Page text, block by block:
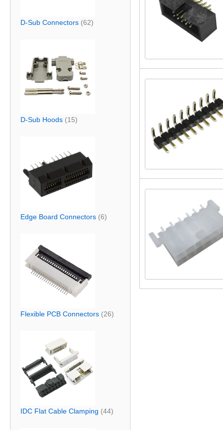
D-Sub Connectors (62)
D-Sub Hoods (15)
Edge Board Connectors (6)
Flexible PCB Connectors (26)
IDC Flat Cable Clamping (44)